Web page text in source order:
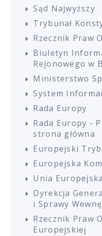
Sąd Najwyższy
Trybunał
Rzecznik Praw
Biuletyn
Rejonowego w
Ministerstwo
System
Rada Europy
Rada Europy -
strona główna
Europejski
Europejska
Unia Europejska
Dyrekcja
i Sprawy
Rzecznik Praw
Europejskiej